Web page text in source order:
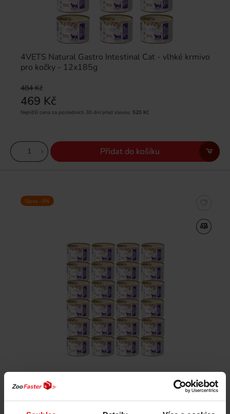
4VETS Natural Gastro Intestinal Cat - vlhké krmivo
pro kočky - 12x185g
484 Kč
469 Kč
Nejnižší cena za posledních 30 dní před slevou: 520 Kč
Přidat do košíku
pro kočky - 24x185g
Sleva -3%